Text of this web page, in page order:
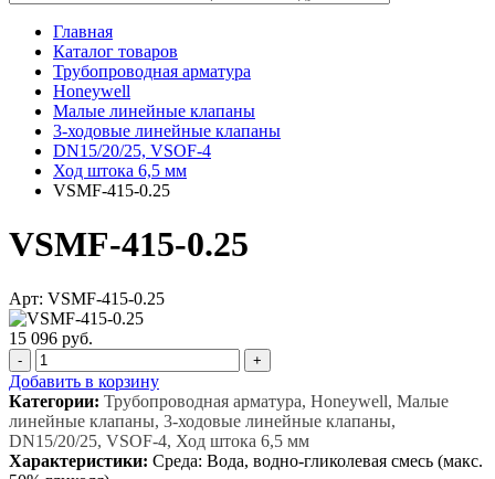
Главная
Каталог товаров
Трубопроводная арматура
Honeywell
Малые линейные клапаны
3-ходовые линейные клапаны
DN15/20/25, VSOF-4
Ход штока 6,5 мм
VSMF-415-0.25
VSMF-415-0.25
Арт: VSMF-415-0.25
15 096 руб.
- +
Добавить в корзину
Категории: Трубопроводная арматура, Honeywell, Малые
линейные клапаны, 3-ходовые линейные клапаны,
DN15/20/25, VSOF-4, Ход штока 6,5 мм
Характеристики: Среда: Вода, водно-гликолевая смесь (макс.